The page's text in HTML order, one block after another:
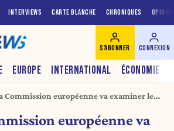
INTERVIEWS CARTE BLANCHE CHRONIQUES
EUROPE INTERNATIONAL ÉCONOMIE
S'ABONNER CONNEXION
Commission européenne va examiner le
européenne va